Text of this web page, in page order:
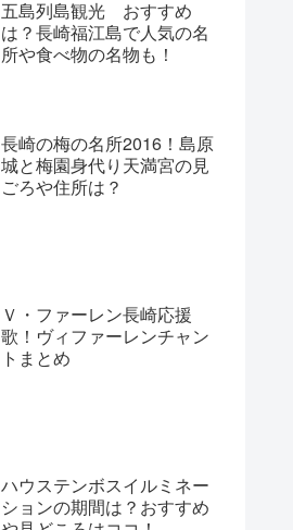
五島列島観光 おすすめ
は？長崎福江島で人気の名
所や食べ物の名物も！
長崎の梅の名所2016！島原
城と梅園身代り天満宮の見
ごろや住所は？
Ｖ・ファーレン長崎応援
歌！ヴィファーレンチャン
トまとめ
ハウステンボスイルミネー
ションの期間は？おすすめ